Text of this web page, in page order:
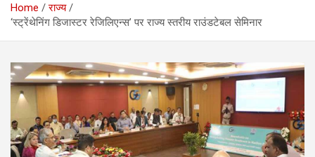
Home
राज्य
‘स्ट्रेंथेनिंग डिजास्टर रेजिलिएन्स’ पर राज्य स्तरीय राउंडटेबल सेमिनार